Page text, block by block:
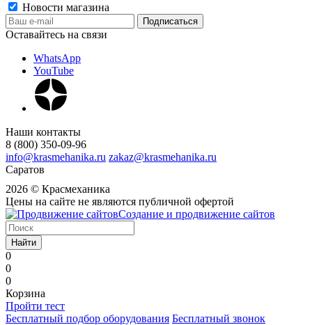
Новости магазина
Оставайтесь на связи
WhatsApp
YouTube
Наши контакты
8 (800) 350-09-96
info@krasmehanika.ru zakaz@krasmehanika.ru
Саратов
2026 © Красмеханика
Цены на сайте не являются публичной офертой
Создание и продвижение сайтов
Найти
0
0
0
Корзина
Пройти тест
Бесплатный подбор оборудования Бесплатный звонок